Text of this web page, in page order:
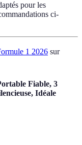
pour les
ci-
1 2026 sur
Fiable, 3
Idéale